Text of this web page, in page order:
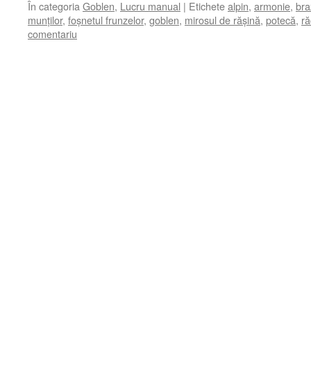
În categoria Goblen, Lucru manual | Etichetealpin, armonie,
munților, foșnetul frunzelor, goblen, mirosul de rășină, potecă,
comentariu